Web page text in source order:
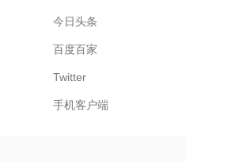
今日头条
百度百家
Twitter
手机客户端